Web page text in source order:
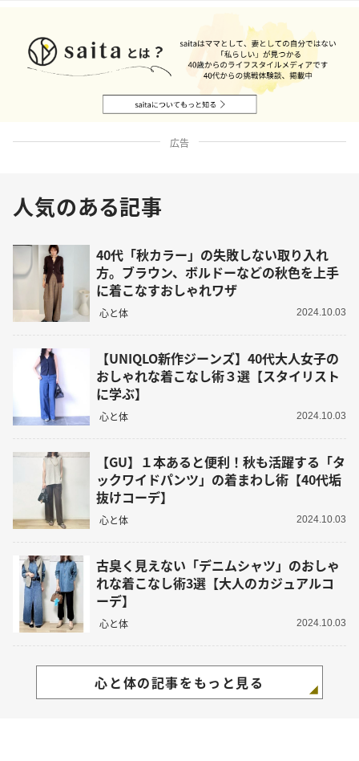
広告
人気のある記事
40代「秋カラー」の失敗しない取り入れ
方。ブラウン、ボルドーなどの秋色を上手
に着こなすおしゃれワザ
心と体 2024.10.03
【UNIQLO新作ジーンズ】40代大人女子の
おしゃれな着こなし術３選【スタイリスト
に学ぶ】
心と体 2024.10.03
【GU】１本あると便利！秋も活躍する「タ
ックワイドパンツ」の着まわし術【40代垢
抜けコーデ】
心と体 2024.10.03
古臭く見えない「デニムシャツ」のおしゃ
れな着こなし術3選【大人のカジュアルコ
ーデ】
心と体 2024.10.03
心と体の記事をもっと見る